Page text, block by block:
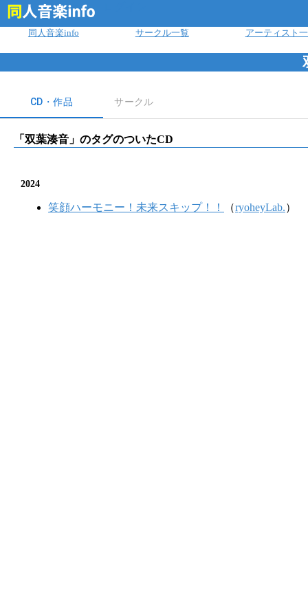
同人音楽info サークル一覧 アーティスト
CD・作品 サークル
「 双葉湊音 」のタグのついたCD
2024
笑顔ハーモニー！未来スキップ！！ （ryoheyLab.）